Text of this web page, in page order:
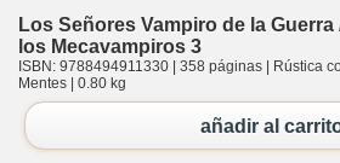
Los Señores Vampiro de la
los Mecavampiros 3
ISBN: 9788494911330 | 358 páginas | Rústica
Mentes | 0.80 kg
añadir al